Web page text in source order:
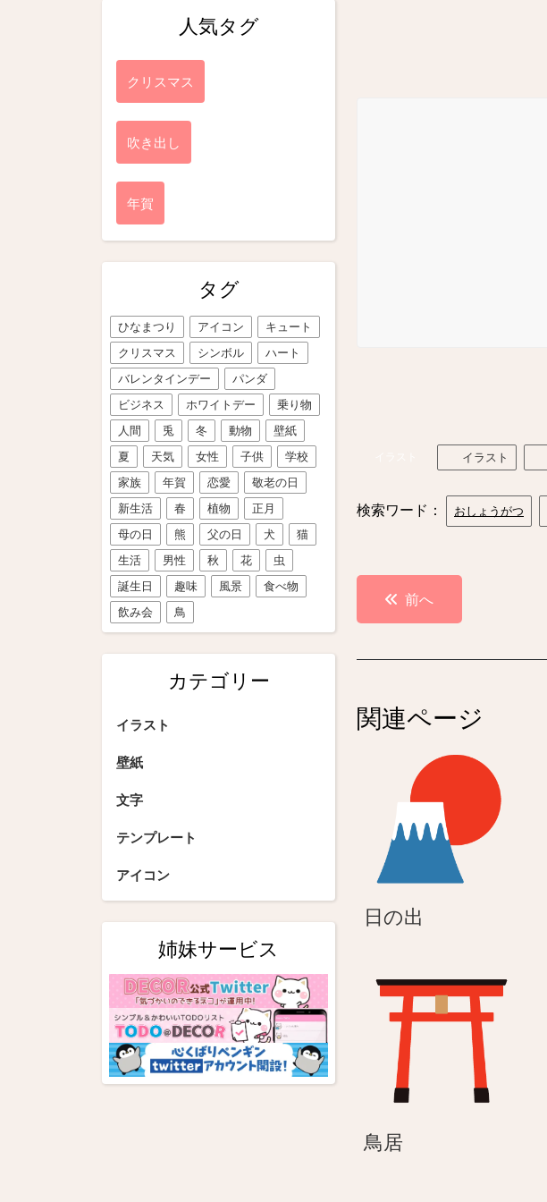
人気タグ
クリスマス
吹き出し
年賀
タグ
ひなまつり アイコン
キュート
クリスマス
シンボル
ハート
バレンタインデー
パンダ
ビジネス
ホワイトデー
乗り物
人間
兎 冬 動物
壁紙
夏
天気 女性 子供
学校
家族
年賀 恋愛
敬老の日
新生活
春 植物
正月
母の日
熊 父の日 犬
猫
生活
男性 秋 花
虫
誕生日
趣味 風景
食べ物
飲み会
鳥
カテゴリー
イラスト
壁紙
文字
テンプレート
アイコン
姉妹サービス
イラスト
検索ワード： おしょうがつ
投
稿
ナ
ゲ
ン
前へ
関連ページ
日の出
鳥居